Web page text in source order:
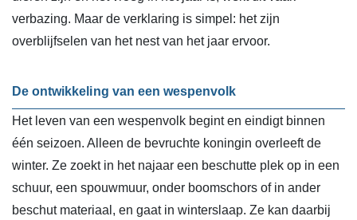
verbazing. Maar de verklaring is simpel: het zijn
overblijfselen van het nest van het jaar ervoor.
De ontwikkeling van een wespenvolk
Het leven van een wespenvolk begint en eindigt binnen
één seizoen. Alleen de bevruchte koningin overleeft de
winter. Ze zoekt in het najaar een beschutte plek op in een
schuur, een spouwmuur, onder boomschors of in ander
beschut materiaal, en gaat in winterslaap. Ze kan daarbij